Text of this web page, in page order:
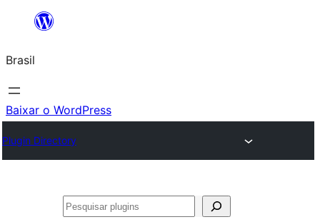
o
conteúdo
Brasil
Baixar o WordPress
Plugin Directory
Pesquisar